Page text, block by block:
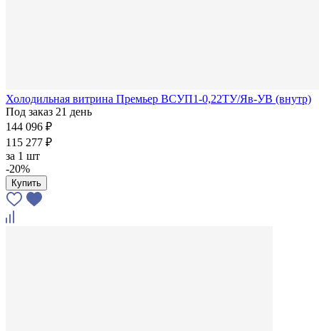
Холодильная витрина Премьер ВСУП1-0,22ТУ/Яв-УВ (внутр)
Под заказ 21 день
144 096 ₽
115 277 ₽
за 1 шт
-20%
Купить